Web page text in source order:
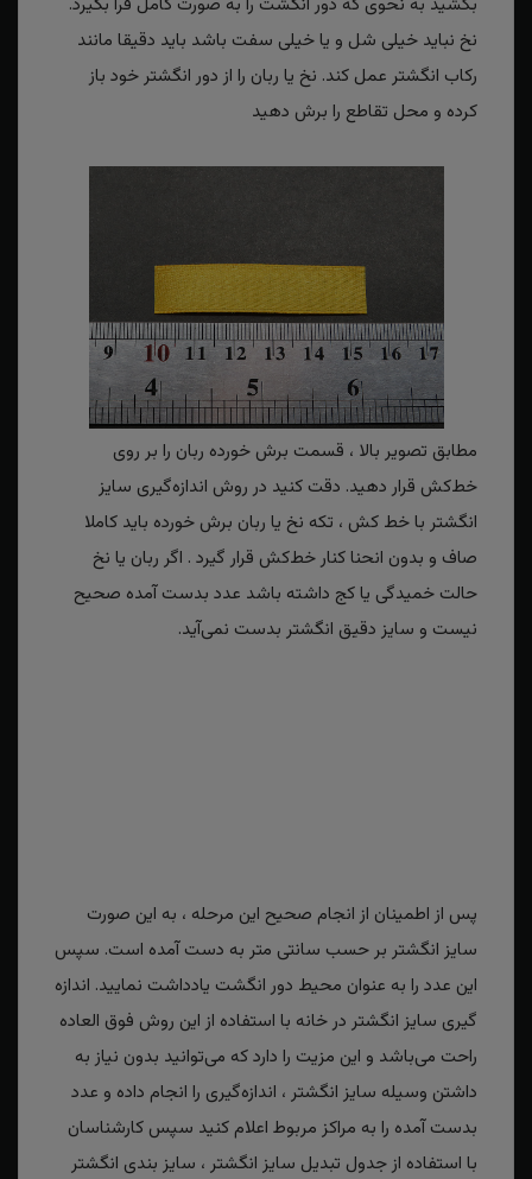
نخ نباید خیلی شل و یا خیلی سفت باشد باید دقیقا مانند
رکاب انگشتر عمل کند. نخ یا ربان را از دور انگشتر خود باز
کرده و محل تقاطع را برش دهید
مطابق تصویر بالا ، قسمت برش خورده ربان را بر روی
خط‌کش قرار دهید. دقت کنید در روش اندازه‌گیری سایز
انگشتر با خط کش ، تکه نخ یا ربان برش خورده باید کاملا
صاف و بدون انحنا کنار خط‌کش قرار گیرد . اگر ربان یا نخ
حالت خمیدگی یا کج داشته باشد عدد بدست آمده صحیح
نیست و سایز دقیق انگشتر بدست نمی‌آید.
پس از اطمینان از انجام صحیح این مرحله ، به این صورت
سایز انگشتر بر حسب سانتی متر به دست آمده است. سپس
این عدد را به عنوان محیط دور انگشت یادداشت نمایید. اندازه
گیری سایز انگشتر در خانه با استفاده از این روش فوق العاده
راحت می‌باشد و این مزیت را دارد که می‌توانید بدون نیاز به
داشتن وسیله سایز انگشتر ، اندازه‌گیری را انجام داده و عدد
بدست آمده را به مراکز مربوط اعلام کنید سپس کارشناسان
با استفاده از جدول تبدیل سایز انگشتر ، سایز بندی انگشتر